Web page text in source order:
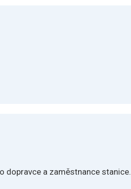
dopravce a zaměstnance stanice.